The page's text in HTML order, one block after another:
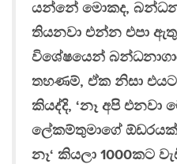
යන්නේ මොකද,
තියනවා එන්න එපා
විශේෂයෙන්
තහණම්, ඒක නිසා
කියද්දි, ‘නෑ අපි
ලේකම්තුමාගේ
නෑ‘ කියලා 1000කට